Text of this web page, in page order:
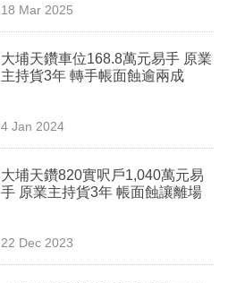
18 Mar 2025
大埔天鑽車位168.8萬元易手 原業
主持貨3年 轉手帳面蝕逾兩成
4 Jan 2024
大埔天鑽820實呎戶1,040萬元易
手 原業主持貨3年 帳面蝕讓離場
22 Dec 2023